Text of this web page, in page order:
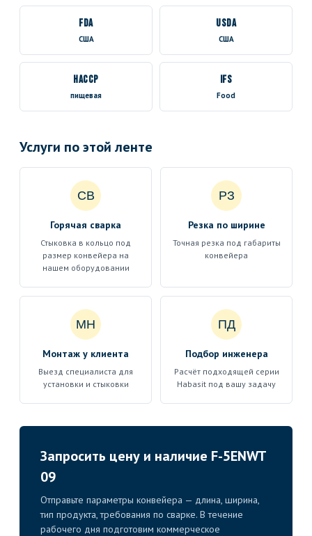
FDA
США
USDA
США
HACCP
пищевая
IFS
Food
Услуги по этой ленте
СВ
Горячая сварка
Стыковка в кольцо под
размер конвейера на
нашем оборудовании
РЗ
Резка по ширине
Точная резка под габариты
конвейера
МН
Монтаж у клиента
Выезд специалиста для
установки и стыковки
ПД
Подбор инженера
Расчёт подходящей серии
Habasit под вашу задачу
Запросить цену и наличие F-5ENWT
09
Отправьте параметры конвейера — длина, ширина,
тип продукта, требования по сварке. В течение
рабочего дня подготовим коммерческое